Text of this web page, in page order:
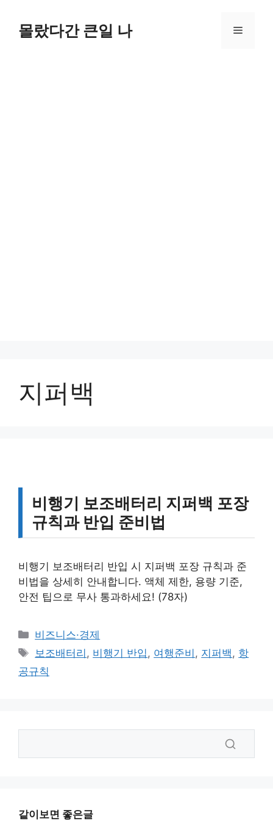
몰랐다간 큰일 나 메
지퍼백
비행기 보조배터리 지퍼백 포장
규칙과 반입 준비법
비행기 보조배터리 반입 시 지퍼백 포장 규칙과 준
비법을 상세히 안내합니다. 액체 제한, 용량 기준,
안전 팁으로 무사 통과하세요! (78자)
카
테
리
비즈니스·경제
태
그
보조배터리 , 비행기 반입, 여행준비 , 지퍼백, 항
공규칙
같이보면 좋은글